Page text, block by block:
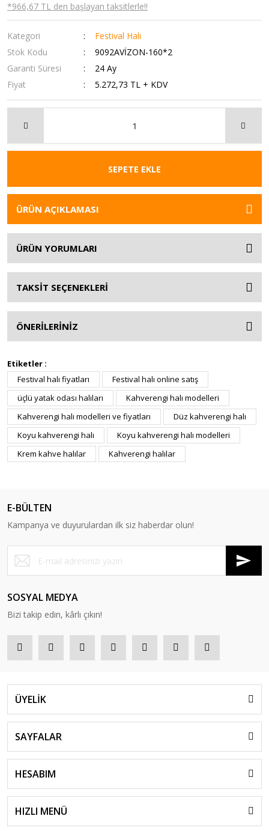
*966,67 TL den başlayan taksitlerle!!
Kategori
Festival Halı
Stok Kodu
9092AVİZON-160*2
Garanti Süresi
24 Ay
Fiyat
5.272,73 TL + KDV
SEPETE EKLE
ÜRÜN AÇIKLAMASI
ÜRÜN YORUMLARI
TAKSİT SEÇENEKLERİ
ÖNERİLERİNİZ
Etiketler :
Festival halı fiyatları
Festival halı online satış
üçlü yatak odası halıları
Kahverengi halı modelleri
Kahverengi halı modelleri ve fiyatları
Düz kahverengi halı
Koyu kahverengi halı
Koyu kahverengi halı modelleri
Krem kahve halılar
Kahverengi halılar
E-BÜLTEN
Kampanya ve duyurulardan ilk siz haberdar olun!
SOSYAL MEDYA
Bizi takip edin, kârlı çıkın!
ÜYELİK
SAYFALAR
HESABIM
HIZLI MENÜ